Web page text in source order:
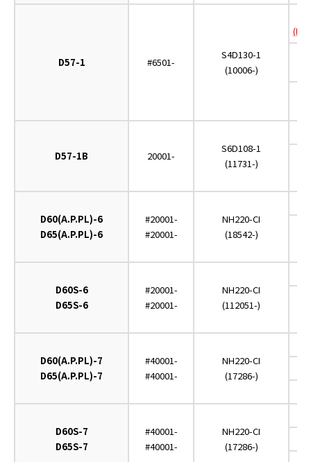
D57-1 #6501-
S4D130-1
(10006-)
D57-1B 20001-
S6D108-1
(11731-)
D60(A.P.PL)-6
D65(A.P.PL)-6
#20001-
#20001-
NH220-CI
(18542-)
D60S-6
D65S-6
#20001-
#20001-
NH220-CI
(112051-)
D60(A.P.PL)-7
D65(A.P.PL)-7
#40001-
#40001-
NH220-CI
(17286-)
D60S-7
D65S-7
#40001-
#40001-
NH220-CI
(17286-)